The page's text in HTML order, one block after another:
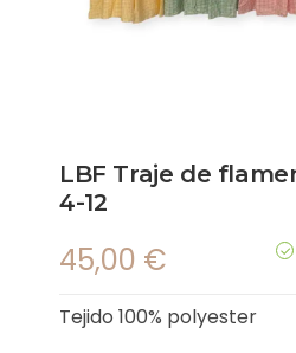
LBF Traje de
4-12
45,00 €
Tejido 100% polyester